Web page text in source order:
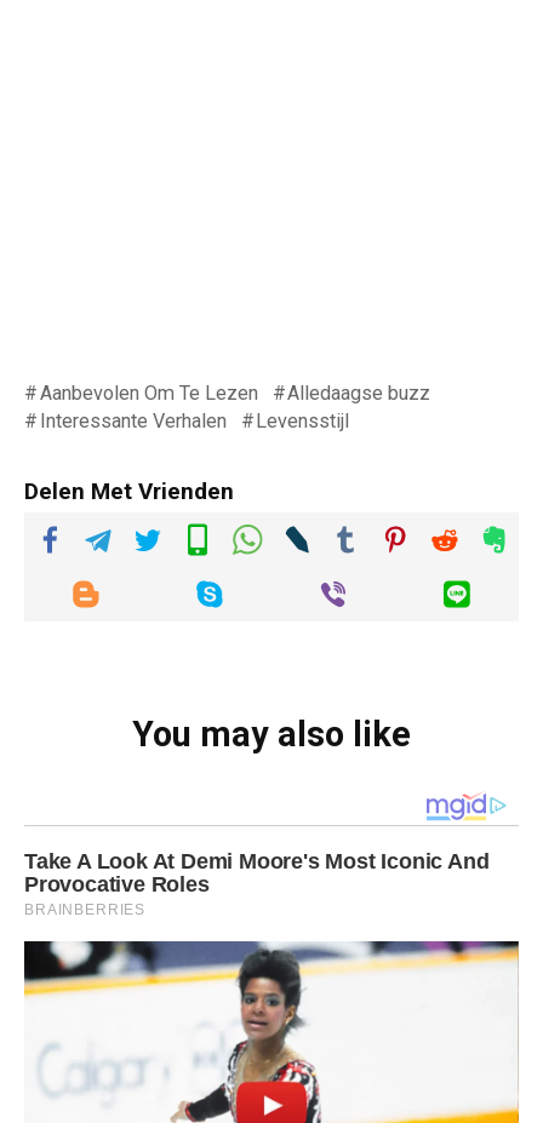
Aanbevolen Om Te Lezen
Alledaagse buzz
Interessante Verhalen
Levensstijl
Delen Met Vrienden
You may also like